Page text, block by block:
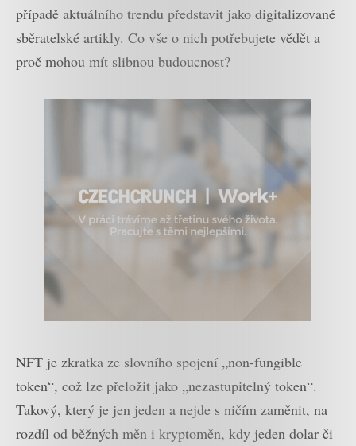
případě aktuálního trendu představit jako digitalizované
sběratelské artikly. Co vše o nich potřebujete vědět a
proč mohou mít slibnou budoucnost?
NFT je zkratka ze slovního spojení „non-fungible
token“, což lze přeložit jako „nezastupitelný token“.
Takový, který je jen jeden a nejde s ničím zaměnit, na
rozdíl od běžných měn i kryptoměn, kdy jeden dolar či